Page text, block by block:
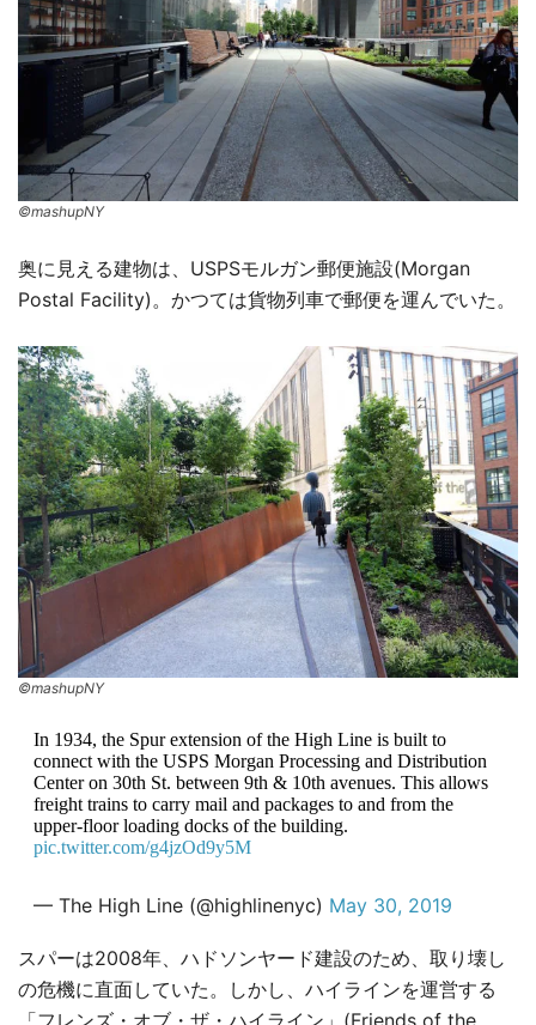
©mashupNY
奥に見える建物は、USPSモルガン郵便施設(Morgan
Postal Facility)。かつては貨物列車で郵便を運んでいた。
©mashupNY
In 1934, the Spur extension of the High Line is built to
connect with the USPS Morgan Processing and Distribution
Center on 30th St. between 9th & 10th avenues. This allows
freight trains to carry mail and packages to and from the
upper-floor loading docks of the building.
pic.twitter.com/g4jzOd9y5M
— The High Line (@highlinenyc) May 30, 2019
スパーは2008年、ハドソンヤード建設のため、取り壊し
の危機に直面していた。しかし、ハイラインを運営する